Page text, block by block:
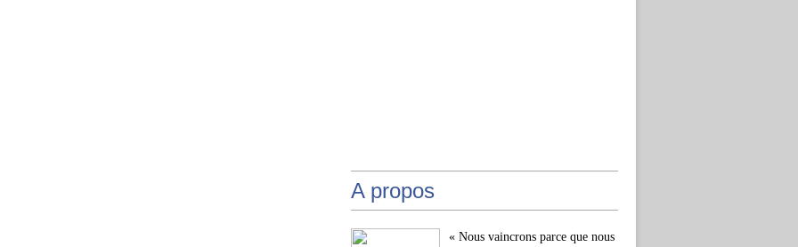
A propos
« Nous vaincrons parce que nous